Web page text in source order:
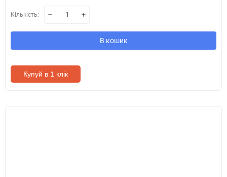
Кількість:
В кошик
Купуй в 1 клік